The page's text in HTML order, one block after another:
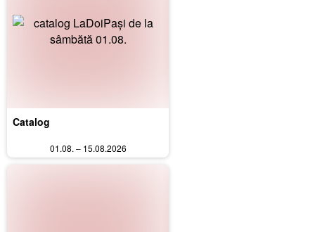
Catalog
01.08. – 15.08.2026